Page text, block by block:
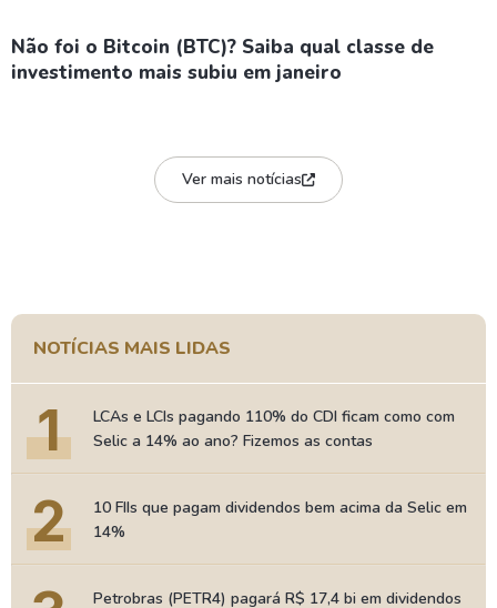
Não foi o Bitcoin (BTC)? Saiba qual classe de
investimento mais subiu em janeiro
Ver mais notícias
NOTÍCIAS MAIS LIDAS
1
LCAs e LCIs pagando 110% do CDI ficam como com
Selic a 14% ao ano? Fizemos as contas
2
10 FIIs que pagam dividendos bem acima da Selic em
14%
Petrobras (PETR4) pagará R$ 17,4 bi em dividendos